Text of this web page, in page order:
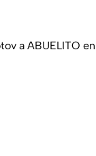
a ABUELITO